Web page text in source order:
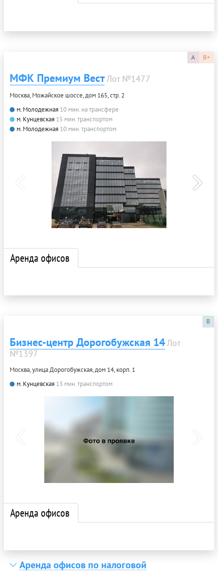
A B+
МФК Премиум ВестЛот №1477
Москва, Можайское шоссе, дом 165, стр. 2
м. Молодежная 10 мин. на трансфере
м. Кунцевская 15 мин. транспортом
м. Молодежная 10 мин. транспортом
Аренда офисов
B
Бизнес-центр Дорогобужская 14Лот
№1397
Москва, улица Дорогобужская, дом 14, корп. 1
м. Кунцевская 13 мин. транспортом
Аренда офисов
Аренда офисов по налоговой